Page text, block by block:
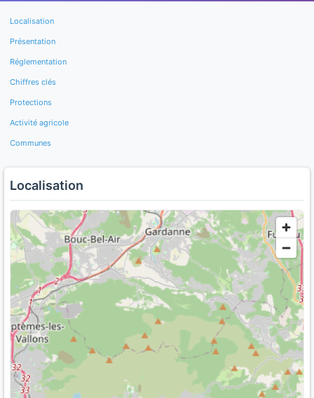
Localisation
Présentation
Réglementation
Chiffres clés
Protections
Activité agricole
Communes
Localisation